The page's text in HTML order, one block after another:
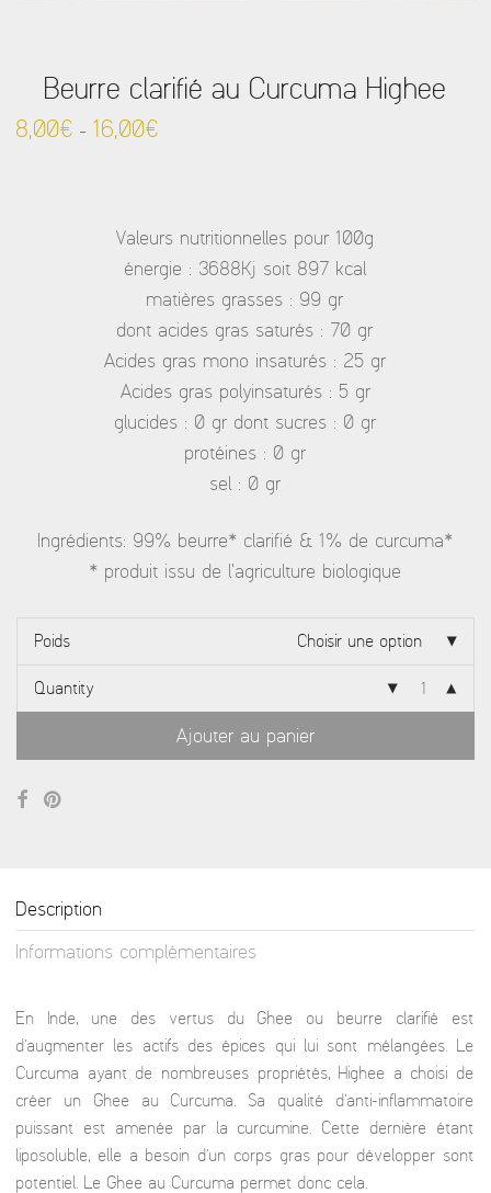
Beurre clarifié au Curcuma Highee
8,00€ – 16,00€
Valeurs nutritionnelles pour 100g
énergie : 3688Kj soit 897 kcal
matières grasses : 99 gr
dont acides gras saturés : 70 gr
Acides gras mono insaturés : 25 gr
Acides gras polyinsaturés : 5 gr
glucides : 0 gr dont sucres : 0 gr
protéines : 0 gr
sel : 0 gr
Ingrédients: 99% beurre* clarifié & 1% de curcuma*
* produit issu de l’agriculture biologique
Poids Choisir une option
Quantity
Ajouter au panier
Description
Informations complémentaires
En Inde, une des vertus du Ghee ou beurre clarifié est
d’augmenter les actifs des épices qui lui sont mélangées. Le
Curcuma ayant de nombreuses propriétés, Highee a choisi de
créer un Ghee au Curcuma. Sa qualité d’anti-inflammatoire
puissant est amenée par la curcumine. Cette dernière étant
liposoluble, elle a besoin d’un corps gras pour développer sont
potentiel. Le Ghee au Curcuma permet donc cela.